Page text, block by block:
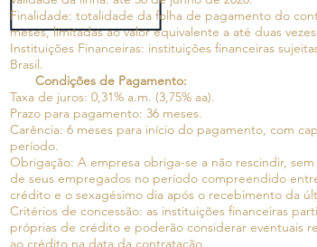
Finalidade: totalidade da folha de pagamento do
meses, limitadas ao valor equivalente a até duas
Instituições Financeiras: instituições financeiras
Brasil.
Condições de Pagamento:
Taxa de juros: 0,31% a.m. (3,75% aa).
Prazo para pagamento: 36 meses.
Carência: 6 meses para início do pagamento, com
período.
Obrigação: A empresa obriga-se a não rescindir,
de seus empregados no período compreendido
crédito e o sexagésimo dia após o recebimento da
Critérios de concessão: as instituições financeiras
próprias de crédito e poderão considerar eventuais
ao crédito na data da contratação.